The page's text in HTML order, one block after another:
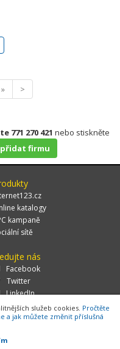
» >
771 270 421 nebo stiskněte
firmu
katalogy
kampaně
sítě
nás
Facebook
Twitter
LinkedIn
46/4, 106 00 Praha 10, tel.:
služeb cookies. Pročtěte
a jak můžete změnit příslušná